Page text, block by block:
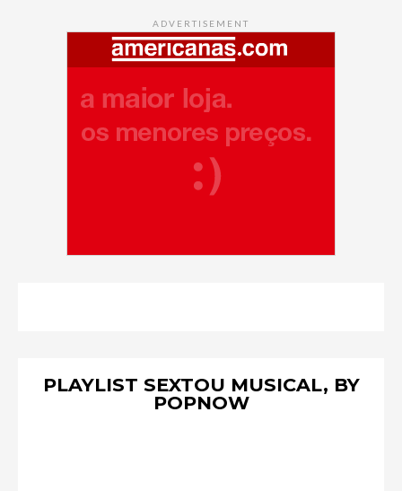
ADVERTISEMENT
PLAYLIST SEXTOU MUSICAL, BY
POPNOW